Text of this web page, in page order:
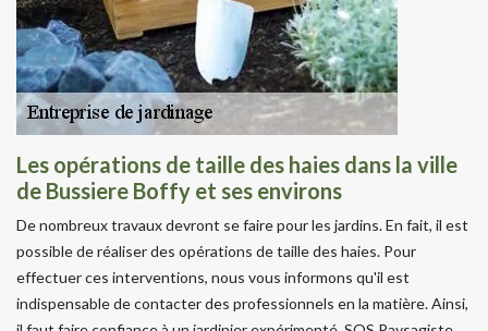
Les opérations de taille des haies dans la ville
de Bussiere Boffy et ses environs
De nombreux travaux devront se faire pour les jardins. En fait, il est
possible de réaliser des opérations de taille des haies. Pour
effectuer ces interventions, nous vous informons qu'il est
indispensable de contacter des professionnels en la matière. Ainsi,